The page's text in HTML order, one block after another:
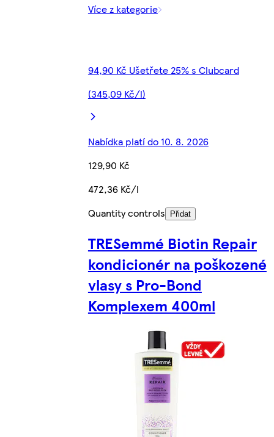
Více z kategorie
94,90 Kč Ušetřete 25% s Clubcard
(345,09 Kč/l)
Nabídka platí do 10. 8. 2026
129,90 Kč
472,36 Kč/l
Quantity controls
Přidat
TRESemmé Biotin Repair
kondicionér na poškozené
vlasy s Pro-Bond
Komplexem 400ml